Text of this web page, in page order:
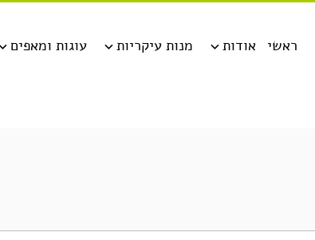
עוגות ומאפים מנות עיקריות אודות ראשי